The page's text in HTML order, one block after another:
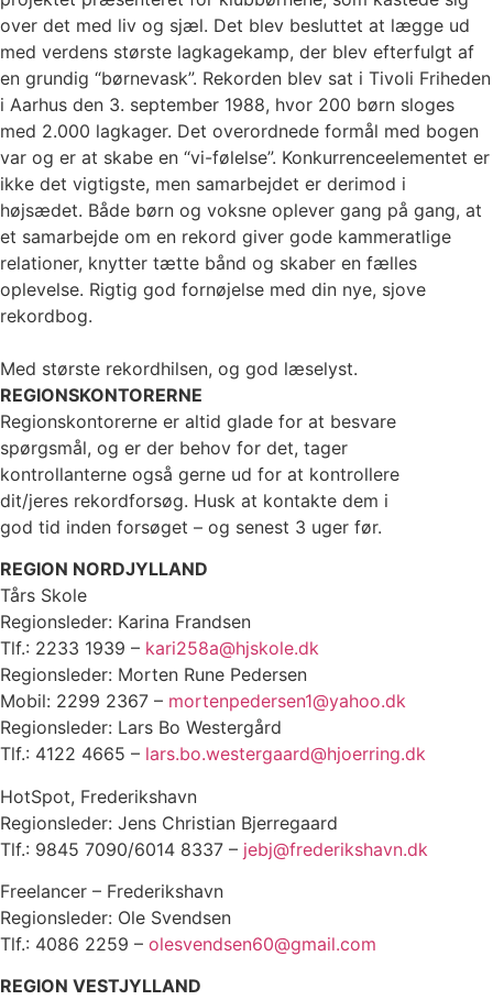
over det med liv og sjæl. Det blev besluttet at lægge ud
med verdens største lagkagekamp, der blev efterfulgt af
en grundig “børnevask”. Rekorden blev sat i Tivoli Friheden
i Aarhus den 3. september 1988, hvor 200 børn sloges
med 2.000 lagkager. Det overordnede formål med bogen
var og er at skabe en “vi-følelse”. Konkurrenceelementet er
ikke det vigtigste, men samarbejdet er derimod i
højsædet. Både børn og voksne oplever gang på gang, at
et samarbejde om en rekord giver gode kammeratlige
relationer, knytter tætte bånd og skaber en fælles
oplevelse. Rigtig god fornøjelse med din nye, sjove
rekordbog.
Med største rekordhilsen, og god læselyst.
REGIONSKONTORERNE
Regionskontorerne er altid glade for at besvare
spørgsmål, og er der behov for det, tager
kontrollanterne også gerne ud for at kontrollere
dit/jeres rekordforsøg. Husk at kontakte dem i
god tid inden forsøget – og senest 3 uger før.
REGION NORDJYLLAND
Tårs Skole
Regionsleder: Karina Frandsen
Tlf.: 2233 1939 – kari258a@hjskole.dk
Regionsleder: Morten Rune Pedersen
Mobil: 2299 2367 – mortenpedersen1@yahoo.dk
Regionsleder: Lars Bo Westergård
Tlf.: 4122 4665 – lars.bo.westergaard@hjoerring.dk
HotSpot, Frederikshavn
Regionsleder: Jens Christian Bjerregaard
Tlf.: 9845 7090/6014 8337 – jebj@frederikshavn.dk
Freelancer – Frederikshavn
Regionsleder: Ole Svendsen
Tlf.: 4086 2259 – olesvendsen60@gmail.com
REGION VESTJYLLAND